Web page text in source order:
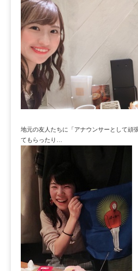
地元の友人たちに「アナウンサーとして頑
てもらったり…